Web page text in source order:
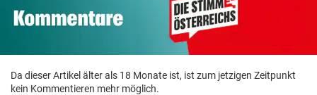
Da dieser Artikel älter als 18 Monate ist, ist zum jetzigen Zeitpunkt
kein Kommentieren mehr möglich.